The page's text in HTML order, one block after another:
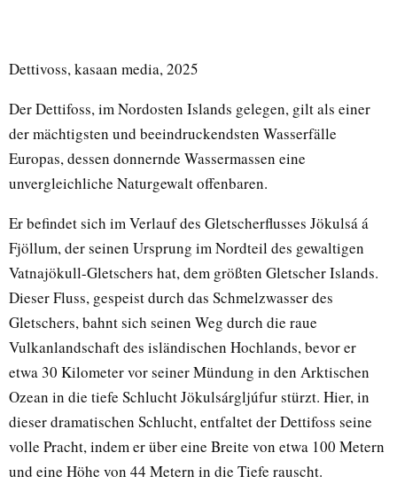
Dettivoss, kasaan media, 2025
Der Dettifoss, im Nordosten Islands gelegen, gilt als einer
der mächtigsten und beeindruckendsten Wasserfälle
Europas, dessen donnernde Wassermassen eine
unvergleichliche Naturgewalt offenbaren.
Er befindet sich im Verlauf des Gletscherflusses Jökulsá á
Fjöllum, der seinen Ursprung im Nordteil des gewaltigen
Vatnajökull-Gletschers hat, dem größten Gletscher Islands.
Dieser Fluss, gespeist durch das Schmelzwasser des
Gletschers, bahnt sich seinen Weg durch die raue
Vulkanlandschaft des isländischen Hochlands, bevor er
etwa 30 Kilometer vor seiner Mündung in den Arktischen
Ozean in die tiefe Schlucht Jökulsárgljúfur stürzt. Hier, in
dieser dramatischen Schlucht, entfaltet der Dettifoss seine
volle Pracht, indem er über eine Breite von etwa 100 Metern
und eine Höhe von 44 Metern in die Tiefe rauscht.